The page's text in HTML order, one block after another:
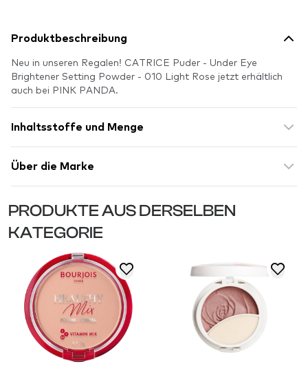
Produktbeschreibung
Neu in unseren Regalen! CATRICE Puder - Under Eye
Brightener Setting Powder - 010 Light Rose jetzt erhältlich
auch bei PINK PANDA.
Inhaltsstoffe und Menge
Über die Marke
PRODUKTE AUS DERSELBEN
KATEGORIE